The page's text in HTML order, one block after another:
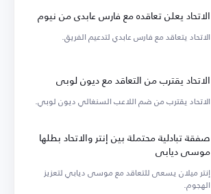
الاتحاد يعلن تعاقده مع فارس عابدي من نيوم
الاتحاد يتعاقد مع فارس عابدي لتدعيم الفريق.
الاتحاد يقترب من التعاقد مع ديون لوبي
الاتحاد يقترب من ضم اللاعب السنغالي ديون لوبي.
صفقة تبادلية محتملة بين إنتر والاتحاد بطلها
موسى ديابي
إنتر ميلان يسعى للتعاقد مع موسى ديابي لتعزيز
الهجوم.